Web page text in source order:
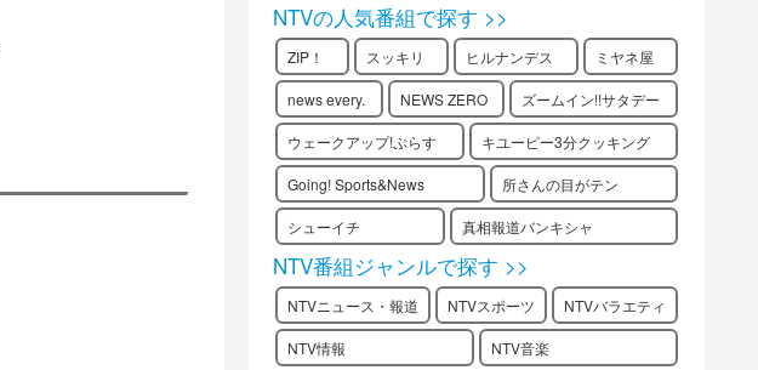
NTVの人気番組で探す >>
ZIP！ スッキリ ヒルナンデス ミヤネ屋
news every. NEWS ZERO ズームイン!!サタデー
ウェークアップ!ぷらす キユーピー3分クッキング
Going! Sports&News 所さんの目がテン
シューイチ 真相報道バンキシャ
NTV番組ジャンルで探す >>
NTVニュース・報道 NTVスポーツ NTVバラエティ
NTV情報 NTV音楽